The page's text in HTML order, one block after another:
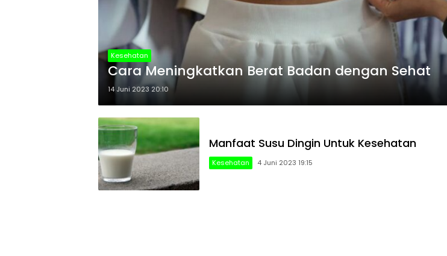
Kesehatan
Cara Meningkatkan Berat Badan dengan Sehat
14 Juni 2023 20:10
Manfaat Susu Dingin Untuk Kesehatan
Kesehatan 4 Juni 2023 19:15